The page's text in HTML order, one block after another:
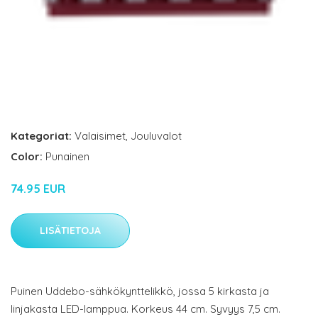
Kategoriat: Valaisimet, Jouluvalot
Color: Punainen
74.95 EUR
LISÄTIETOJA
Puinen Uddebo-sähkökynttelikkö, jossa 5 kirkasta ja
linjakasta LED-lamppua. Korkeus 44 cm. Syvyys 7,5 cm.